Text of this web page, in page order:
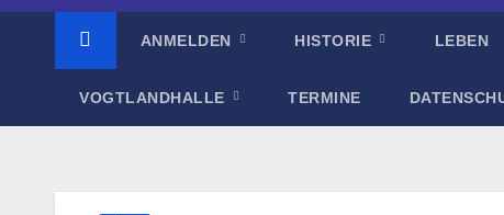
ANMELDEN HISTORIE LEBEN
VOGTLANDHALLE TERMINE